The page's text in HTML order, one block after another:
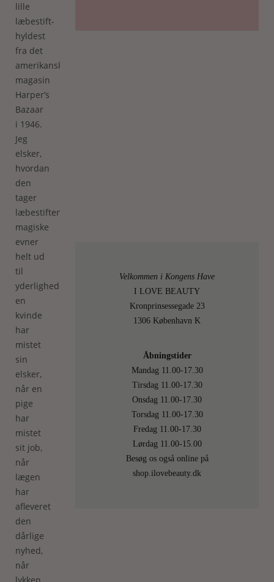
lille
læbestift-
hyldest
fra det
amerikanske
magasin
Harper’s
Bazaar
i 1946.
Jeg
elsker,
hvordan
den
tager
læbestiftens
magiske
evner
helt ud
til
yderlighederne: ”Når
en
kvinde
har
mistet
sin
elsker,
når en
pige
har
mistet
sit job,
når
lægen
har
afleveret
den
dårlige
nyhed,
når
Velkommen i Kongens Have
I LOVE BEAUTY
Kronprinsessegade 23
1306 København K
Åbningstider
Mandag 11.00-17.30
Tirsdag 11.00-17.30
Onsdag 11.00-17.30
Torsdag 11.00-17.30
Fredag 11.00-17.30
Lørdag 11.00-15.00
Besøg os også online på
shop.ilovebeauty.dk